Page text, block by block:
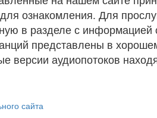
ознакомления. Для
в разделе с информацией
представлены в
версии аудиопотоков
сайта